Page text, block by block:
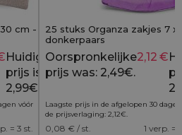
cm - mix van
3,49 €
Huidige
prijs is:
2,99€.
vóór
= 3 st.
25 stuks Organza zakjes 7 x
donkerpaars
Oorspronkelijke
prijs was: 2,49€.
2,12 €
Laagste prijs in de afgelopen 30
de prijsverlaging: 2,12€.
0,08 € / st. 1 verp. =